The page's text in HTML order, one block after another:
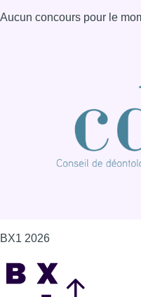
Aucun concours pour le
BX1 2026